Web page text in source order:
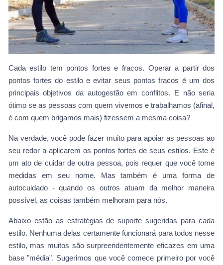
Cada estilo tem pontos fortes e fracos. Operar a partir dos
pontos fortes do estilo e evitar seus pontos fracos é um dos
principais objetivos da autogestão em conflitos. E não seria
ótimo se as pessoas com quem vivemos e trabalhamos (afinal,
é com quem brigamos mais) fizessem a mesma coisa?
Na verdade, você pode fazer muito para apoiar as pessoas ao
seu redor a aplicarem os pontos fortes de seus estilos. Este é
um ato de cuidar de outra pessoa, pois requer que você tome
medidas em seu nome. Mas também é uma forma de
autocuidado - quando os outros atuam da melhor maneira
possível, as coisas também melhoram para nós.
Abaixo estão as estratégias de suporte sugeridas para cada
estilo. Nenhuma delas certamente funcionará para todos nesse
estilo, mas muitos são surpreendentemente eficazes em uma
base "média". Sugerimos que você comece primeiro por você